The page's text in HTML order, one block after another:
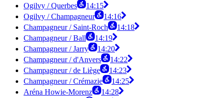
Ogilvy / Querbes
14:15
Ogilvy / Champagneur
14:16
Champagneur / Saint-Roch
14:18
Champagneur / Ball
14:19
Champagneur / Jarry
14:20
Champagneur / d'Anvers
14:22
Champagneur / de Liège
14:23
Champagneur / Crémazie
14:25
Aréna Howie-Morenz
14:28